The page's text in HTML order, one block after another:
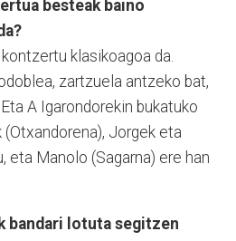
besteak baino
klasi­ko­agoa da.
zartzuela antzeko bat,
A Igarondorekin bu­ka­tuko
(Otxan­do­re­na), Jorgek eta
eta Manolo (Sagarna) ere han
bandari lotuta segitzen